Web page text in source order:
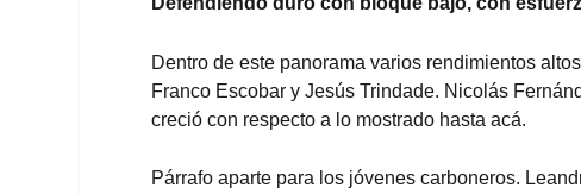
Dentro de este panorama varios rendimientos
Franco Escobar y Jesús Trindade. Nicolás
creció con respecto a lo mostrado hasta acá.
Párrafo aparte para los jóvenes carboneros.